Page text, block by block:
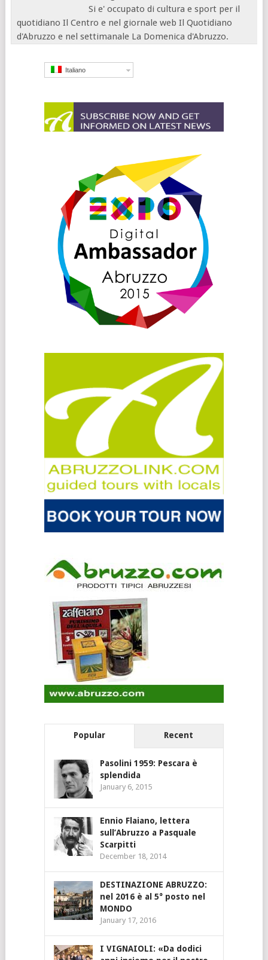
Si e' occupato di cultura e sport per il
quotidiano Il Centro e nel giornale web Il Quotidiano
d'Abruzzo e nel settimanale La Domenica d'Abruzzo.
Italiano
Popular Recent
Pasolini 1959: Pescara è
splendida
January 6, 2015
Ennio Flaiano, lettera
sull’Abruzzo a Pasquale
Scarpitti
December 18, 2014
DESTINAZIONE ABRUZZO:
nel 2016 è al 5° posto nel
MONDO
January 17, 2016
I VIGNAIOLI: «Da dodici